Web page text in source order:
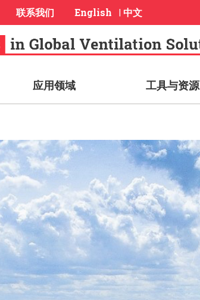
联系我们 English | 中文
应用领域 工具与资源